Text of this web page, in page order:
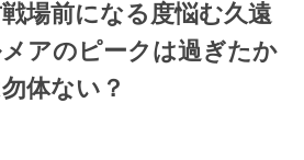
戦場前になる度悩む久遠
アのピークは過ぎたか
体ない？